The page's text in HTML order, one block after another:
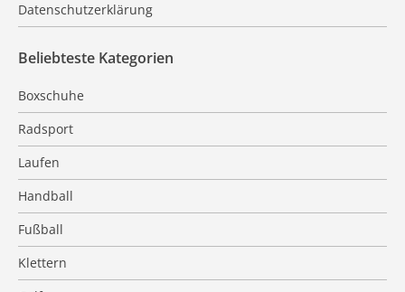
Datenschutzerklärung
Beliebteste Kategorien
Boxschuhe
Radsport
Laufen
Handball
Fußball
Klettern